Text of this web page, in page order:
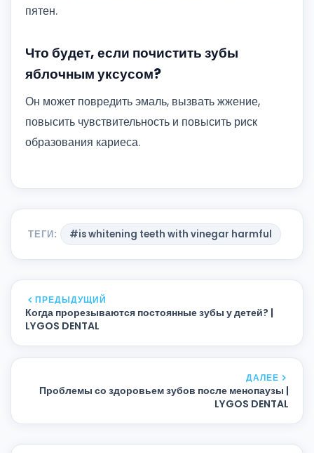
пятен.
Что будет, если почистить зубы
яблочным уксусом?
Он может повредить эмаль, вызвать жжение,
повысить чувствительность и повысить риск
образования кариеса.
ТЕГИ: #is whitening teeth with vinegar harmful
ПРЕДЫДУЩИЙ
Когда прорезываются постоянные зубы у детей? |
LYGOS DENTAL
ДАЛЕЕ
Проблемы со здоровьем зубов после менопаузы |
LYGOS DENTAL